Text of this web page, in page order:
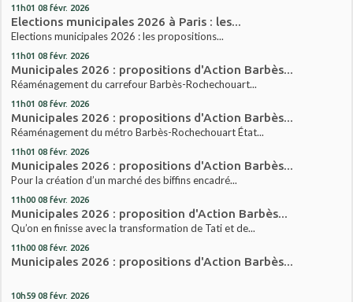
11h01 08 févr. 2026
Elections municipales 2026 à Paris : les...
Elections municipales 2026 : les propositions...
11h01 08 févr. 2026
Municipales 2026 : propositions d'Action Barbès...
Réaménagement du carrefour Barbès-Rochechouart...
11h01 08 févr. 2026
Municipales 2026 : propositions d'Action Barbès...
Réaménagement du métro Barbès-Rochechouart État...
11h01 08 févr. 2026
Municipales 2026 : propositions d'Action Barbès...
Pour la création d’un marché des biffins encadré...
11h00 08 févr. 2026
Municipales 2026 : proposition d'Action Barbès...
Qu’on en finisse avec la transformation de Tati et de...
11h00 08 févr. 2026
Municipales 2026 : propositions d'Action Barbès...
10h59 08 févr. 2026